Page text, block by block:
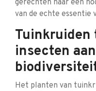
gerechten naar een
van de echte essentie
Tuinkruiden
insecten
Het planten van